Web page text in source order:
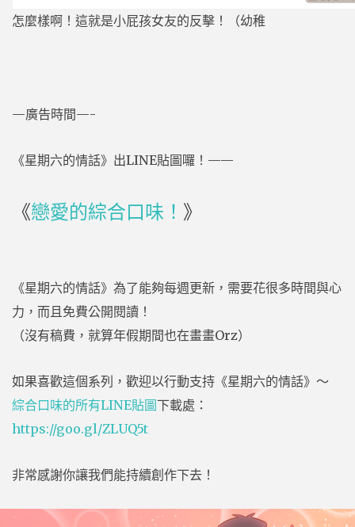
怎麼樣啊！這就是小屁孩女友的反擊！（幼稚
—廣告時間—-
《星期六的情話》出LINE貼圖囉！——
《戀愛的綜合口味！ 》
《星期六的情話》為了能夠每週更新，需要花很多時間與心
力，而且免費公開閱讀！
（沒有稿費，就算年假期間也在畫畫Orz）
如果喜歡這個系列，歡迎以行動支持《星期六的情話》～
綜合口味的所有LINE貼圖下載處：
https://goo.gl/ZLUQ5t
非常感謝你讓我們能持續創作下去！